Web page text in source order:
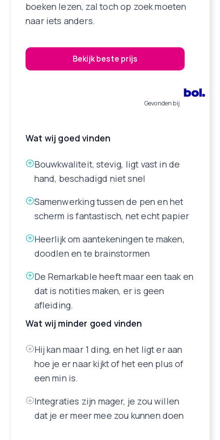
boeken lezen, zal toch op zoek moeten
naar iets anders.
Bekijk beste prijs
Gevonden bij
Wat wij goed vinden
Bouwkwaliteit, stevig, ligt vast in de
hand, beschadigd niet snel
Samenwerking tussen de pen en het
scherm is fantastisch, net echt papier
Heerlijk om aantekeningen te maken,
doodlen en te brainstormen
De Remarkable heeft maar een taak en
dat is notities maken, er is geen
afleiding.
Wat wij minder goed vinden
Hij kan maar 1 ding, en het ligt er aan
hoe je er naar kijkt of het een plus of
een min is.
Integraties zijn mager, je zou willen
dat je er meer mee zou kunnen doen